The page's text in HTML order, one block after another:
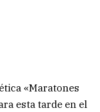
«Maratones
esta tarde en el